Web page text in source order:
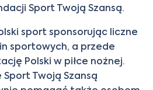
Sport Twoją Szansą.
sport sponsorując liczne
sportowych, a przede
Polski w piłce nożnej.
Twoją Szansą